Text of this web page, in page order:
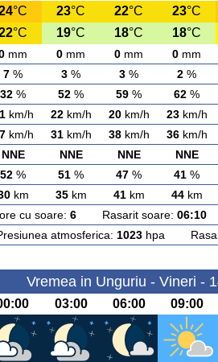
°C 23°C 22°C 23°C
°C 19°C 18°C 18°C
mm 0 mm 0 mm 0 mm
7 % 3 % 3 % 2 %
32 % 52 % 59 % 62 %
km/h 22km/h 20km/h 23km/h
km/h 31km/h 38km/h 36km/h
NNE NNE NNE NNE
52 % 51 % 47 % 41 %
km 35km 41km 44km
cu soare: 6Rasarit soare: 06:10
atmosferica: 1023hpa
Vremea in Unguriu - Vineri -
03:00 06:00 09:00